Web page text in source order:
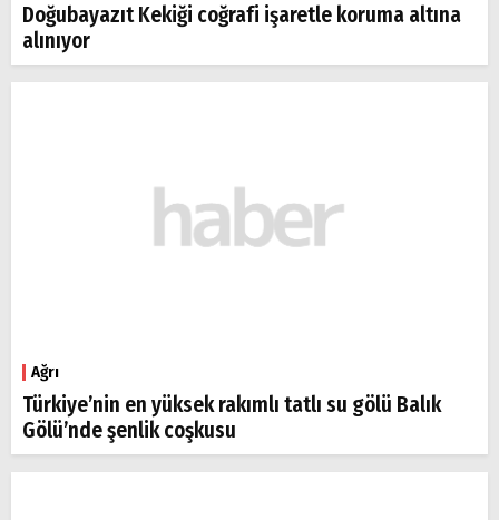
Doğubayazıt Kekiği coğrafi işaretle koruma altına
alınıyor
Ağrı
Türkiye’nin en yüksek rakımlı tatlı su gölü Balık
Gölü’nde şenlik coşkusu